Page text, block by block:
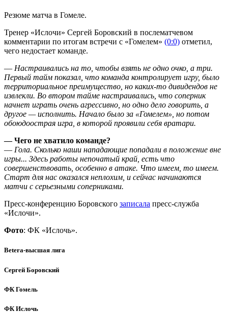
Резюме матча в Гомеле.
Тренер «Ислочи» Сергей Боровский в послематчевом
комментарии по итогам встречи с «Гомелем» (0:0) отметил,
чего недостает команде.
— Настраивались на то, чтобы взять не одно очко, а три.
Первый тайм показал, что команда контролирует игру, было
территориальное преимущество, но каких-то дивидендов не
извлекли. Во втором тайме настраивались, что соперник
начнет играть очень агрессивно, но одно дело говорить, а
другое — исполнить. Начало было за «Гомелем», но потом
обоюдоострая игра, в которой проявили себя вратари.
— Чего не хватило команде?
— Гола. Сколько наши нападающие попадали в положение вне
игры... Здесь работы непочатый край, есть что
совершенствовать, особенно в атаке. Что имеем, то имеем.
Старт для нас оказался неплохим, и сейчас начинаются
матчи с серьезными соперниками.
Пресс-конференцию Боровского записала пресс-служба
«Ислочи».
Фото: ФК «Ислочь».
Betera-высшая лига
Сергей Боровский
ФК Гомель
ФК Ислочь